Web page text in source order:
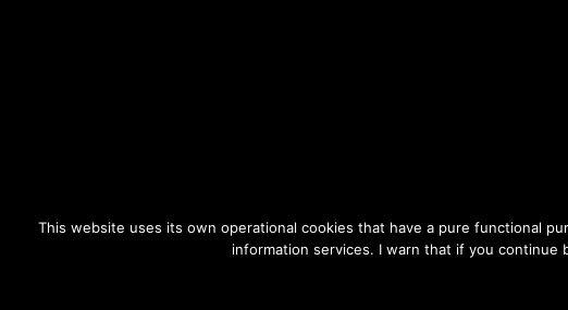
This website uses its own operational cookies that have a pure functional
information services. I warn that if you